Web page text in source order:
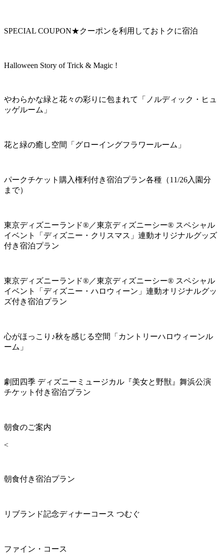
SPECIAL COUPON★クーポンを利用しておトクに宿泊
Halloween Story of Trick & Magic !
やわらかな緑と花々の彩りに包まれて「ノルディック・ヒュ
ッゲルーム」
花と緑の癒し空間「グローイングフラワールーム」
パークチケット購入権利付き宿泊プラン各種（11/26入園分
まで）
東京ディズニーランド®／東京ディズニーシー® スペシャル
イベント「ディズニー・クリスマス」連動オリジナルグッズ
付き宿泊プラン
東京ディズニーランド®／東京ディズニーシー® スペシャル
イベント「ディズニー・ハロウィーン」連動オリジナルグッ
ズ付き宿泊プラン
心がほっこり♪秋を感じる空間「カントリーハロウィーンル
ーム」
劇団四季 ディズニーミュージカル『美女と野獣』舞浜公演
チケット付き宿泊プラン
朝食のご案内
<
朝食付き宿泊プラン
リブランド記念ディナーコース つむぐ
ファイン・コース